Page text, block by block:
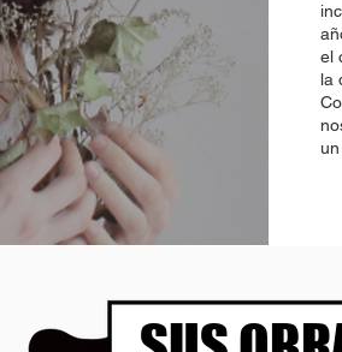
el
la